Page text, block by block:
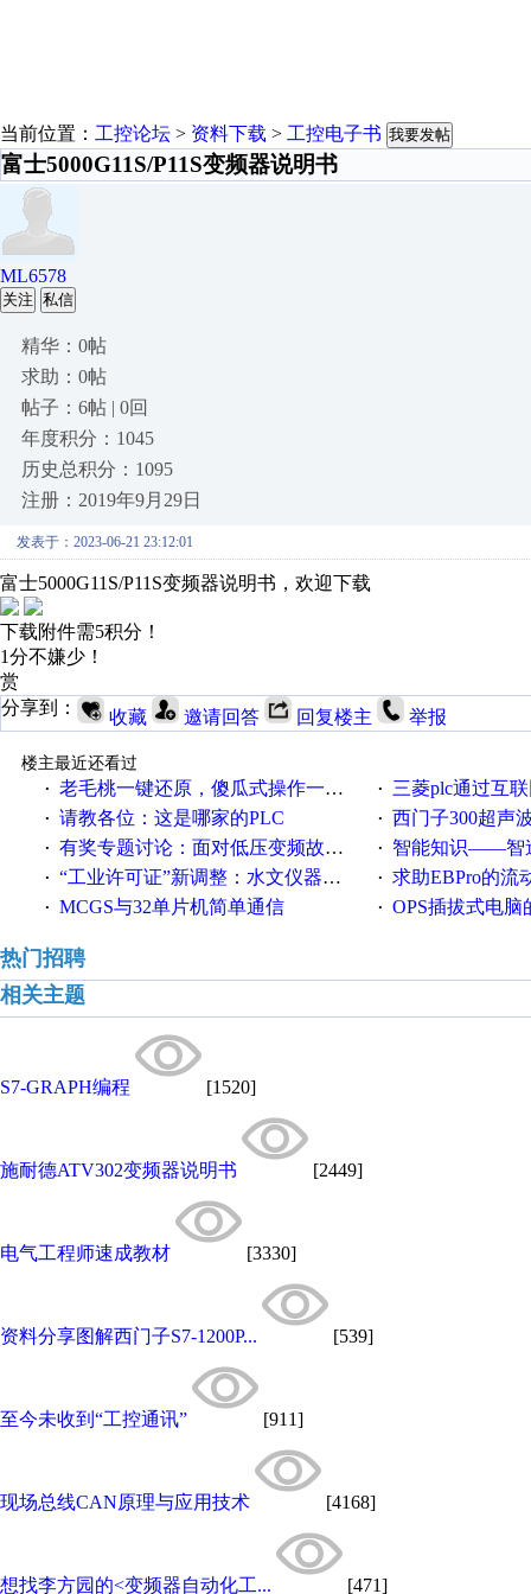
当前位置： 工控论坛 > 资料下载 > 工控电子书 我要发帖
富士5000G11S/P11S变频器说明书
ML6578
关注 私信
精华：0帖
求助：0帖
帖子：6帖 | 0回
年度积分：1045
历史总积分：1095
注册：2019年9月29日
发表于：2023-06-21 23:12:01
富士5000G11S/P11S变频器说明书，欢迎下载
下载附件需5积分！
1分不嫌少！
赏
分享到：
收藏 邀请回答 回复楼主 举报
楼主最近还看过
· 老毛桃一键还原，傻瓜式操作一键轻松备份还原；程序为向导式安装，一键即可实现自动备份或还原系统。 · 三菱plc通过互联网实现plc
· 请教各位：这是哪家的PLC · 西门子300超声波
· 有奖专题讨论：面对低压变频故障，老手是这样解决的！ · 智能知识——智造时代，
· “工业许可证”新调整：水文仪器等19类产品取消事前生产许可 · 求助EBPro的流
· MCGS与32单片机简单通信 · OPS插拔式电脑
热门招聘
相关主题
S7-GRAPH编程 [1520]
施耐德ATV302变频器说明书 [2449]
电气工程师速成教材 [3330]
资料分享图解西门子S7-1200P... [539]
至今未收到“工控通讯” [911]
现场总线CAN原理与应用技术 [4168]
想找李方园的<变频器自动化工... [471]